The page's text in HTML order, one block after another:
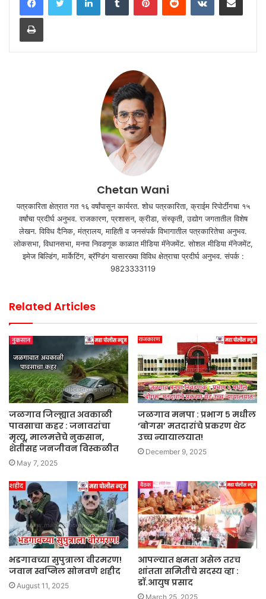
Print
Chetan Wani
पत्रकारिता क्षेत्रात गत १६ वर्षांपासून कार्यरत. शोध पत्रकारिता, क्राईम रिपोर्टींगचा १५
वर्षांचा प्रदीर्घ अनुभव. राजकारण, प्रशासन, क्रीडा, संस्कृती, उद्योग जगतातील विशेष
लेखन. विविध दैनिक, मंत्रालय, माहिती व जनसंपर्क विभागातील पत्रकारितेचा अनुभव.
लोकसभा, विधानसभा, मनपा निवडणूक काळात मीडिया मॅनेजमेंट. सोशल मीडिया मॅनेजमेंट,
इमेज बिल्डिंग, मार्केटिंग, ब्रॅण्डिंग यासारख्या विविध क्षेत्राचा प्रदीर्घ अनुभव. संपर्क :
9823333119
Related Articles
जळगाव जिल्ह्यात अवकाळी
पावसाचा कहर : जनावरांचा
मृत्यू, मालमत्तेचे नुकसान,
शेतीसह जनजीवन विस्कळीत
May 7, 2025
जळगाव मनपा : प्रभाग ५ मधील
‘बोगस’ मतदारांचे प्रकरण थेट
उच्च न्यायालयात!
December 9, 2025
भडगावच्या सुपुत्राला वीरमरण!
जवान स्वप्निल सोनवणे शहीद
August 11, 2025
आपल्यात क्षमता असेल तरच
शांतता समितीचे सदस्य व्हा :
डॉ.आयुष प्रसाद
March 25, 2025